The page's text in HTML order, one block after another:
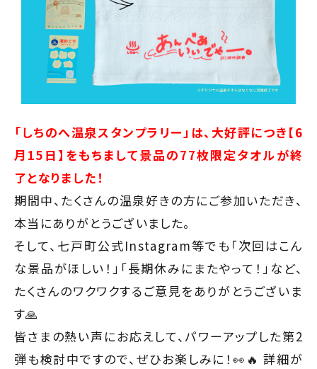
「しちのへ温泉スタンプラリー」は、大好評につき【6
月15日】をもちまして景品の77枚限定タオルが終
了となりました！
期間中、たくさんの温泉好きの方にご参加いただき、
本当にありがとうございました。
そして、七戸町公式Instagram等でも「次回はこん
な景品がほしい！」「長期休みにまたやって！」など、
たくさんのワクワクするご意見をありがとうございま
す🙏
皆さまの熱い声にお応えして、パワーアップした第2
弾も検討中ですので、ぜひお楽しみに！👀🔥 詳細が